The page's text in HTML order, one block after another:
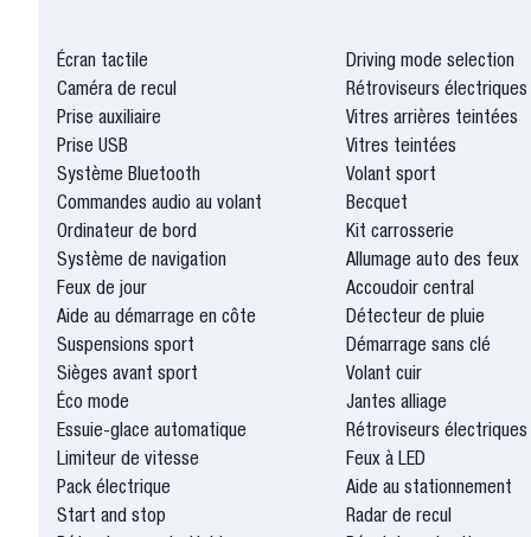
Écran tactile
Caméra de recul
Prise auxiliaire
Prise USB
Système Bluetooth
Commandes audio au volant
Ordinateur de bord
Système de navigation
Feux de jour
Aide au démarrage en côte
Suspensions sport
Sièges avant sport
Éco mode
Essuie-glace automatique
Limiteur de vitesse
Pack électrique
Start and stop
Driving mode selection
Rétroviseurs
Vitres arrières teintées
Vitres teintées
Volant sport
Becquet
Kit carrosserie
Allumage auto des feux
Accoudoir central
Détecteur de pluie
Démarrage sans clé
Volant cuir
Jantes alliage
Rétroviseurs électriques
Feux à LED
Aide au stationnement
Radar de recul